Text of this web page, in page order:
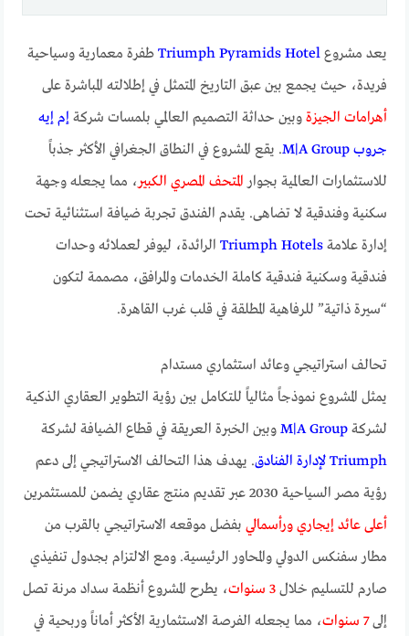
يعد مشروعTriumph Pyramids Hotel طفرة معمارية وسياحية
فريدة، حيث يجمع بين عبق التاريخ المتمثل في إطلالته المباشرة على
أهرامات الجيزة وبين حداثة التصميم العالمي بلمسات شركةإم إيه
جروب M|A Group
. يقع المشروع في النطاق الجغرافي الأكثر جذباً
للاستثمارات العالمية بجوار المتحف المصري الكبير، مما يجعله وجهة
سكنية وفندقية لا تضاهى. يقدم الفندق تجربة ضيافة استثنائية تحت
إدارة علامةTriumph Hotels الرائدة، ليوفر لعملائه وحدات
فندقية وسكنية فندقية كاملة الخدمات والمرافق، مصممة لتكون
“سيرة ذاتية” للرفاهية المطلقة في قلب غرب القاهرة.
تحالف استراتيجي وعائد استثماري مستدام
يمثل المشروع نموذجاً مثالياً للتكامل بين رؤية التطوير العقاري الذكية
لشركةM|A Group وبين الخبرة العريقة في قطاع الضيافة لشركة
Triumph لإدارة الفنادق
. يهدف هذا التحالف الاستراتيجي إلى دعم
رؤية مصر السياحية 2030 عبر تقديم منتج عقاري يضمن للمستثمرين
أعلى عائد إيجاري ورأسمالي بفضل موقعه الاستراتيجي بالقرب من
مطار سفنكس الدولي والمحاور الرئيسية. ومع الالتزام بجدول تنفيذي
صارم للتسليم خلال3 سنوات
، يطرح المشروع أنظمة سداد مرنة تصل
إلى7 سنوات
، مما يجعله الفرصة الاستثمارية الأكثر أماناً وربحية في